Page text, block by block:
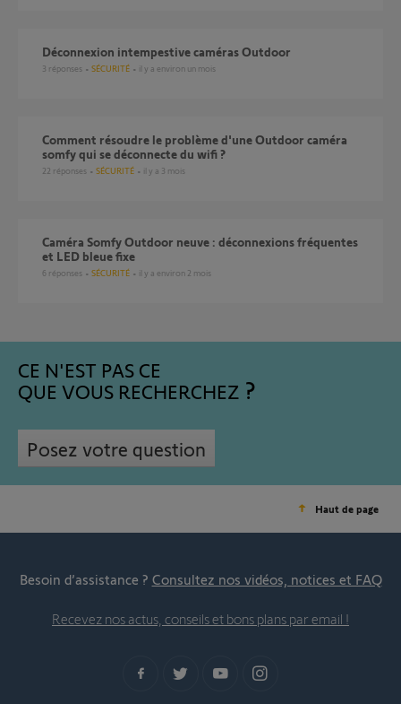
Déconnexion intempestive caméras Outdoor
3 réponses SÉCURITÉ il y a environ un mois
Comment résoudre le problème d'une Outdoor caméra
somfy qui se déconnecte du wifi ?
22 réponses SÉCURITÉ il y a 3 mois
Caméra Somfy Outdoor neuve : déconnexions fréquentes
et LED bleue fixe
6 réponses SÉCURITÉ il y a environ 2 mois
CE N'EST PAS CE
QUE VOUS RECHERCHEZ
Posez votre question
Haut de page
Besoin d’assistance ? Consultez nos vidéos, notices et FAQ
Recevez nos actus, conseils et bons plans par email !